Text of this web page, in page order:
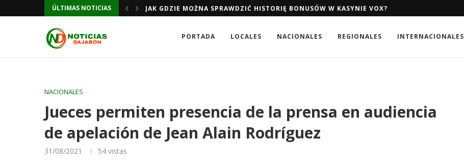
ÚLTIMAS NOTICIAS
SICUREZZA DI GIOCO JAK GDZIE MOŻNA SPRAWDZIĆ HISTORIĘ BONUSÓW W KASYNIE VOX?
PORTADA LOCALES NACIONALES REGIONALES INTERNACIONALES
NACIONALES
Jueces permiten presencia de la prensa en audiencia
de apelación de Jean Alain Rodríguez
31/08/2021 54 vistas